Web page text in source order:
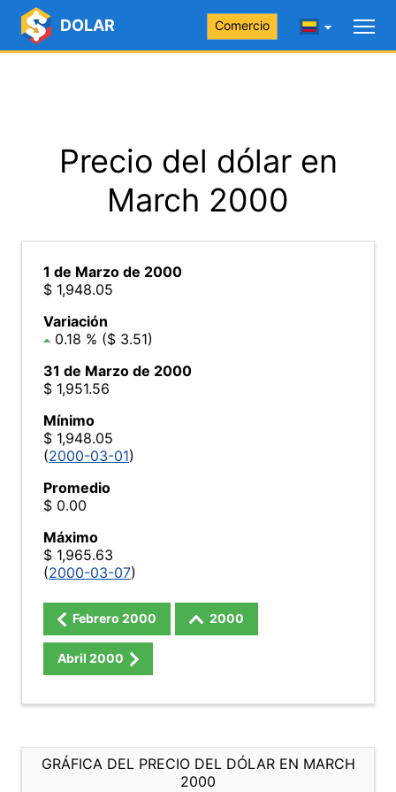
DOLAR Comercio
Precio del dólar en
March 2000
1 de Marzo de 2000
$ 1,948.05
Variación
0.18 % ($ 3.51)
31 de Marzo de 2000
$ 1,951.56
Mínimo
$ 1,948.05
(2000-03-01)
Promedio
$ 0.00
Máximo
$ 1,965.63
(2000-03-07)
Febrero 2000 2000
Abril 2000
GRÁFICA DEL PRECIO DEL DÓLAR EN MARCH
2000